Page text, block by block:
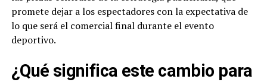
promete dejar a los espectadores con la expectativa de
lo que será el comercial final durante el evento
deportivo.
¿Qué significa este cambio para